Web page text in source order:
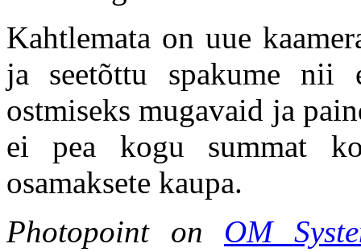
Kahtlemata on uue
ja seetõttu spakume nii
ostmiseks mugavaid ja
ei pea kogu summat
osamaksete kaupa.
Photopoint on OM